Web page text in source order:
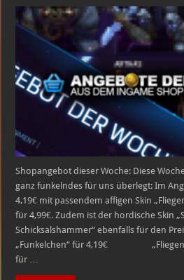
of
the
Storm
Shopangebote
19.4
Shopangebot dieser Woche: Diese
ganz funkelndes für uns überlegt: Im
4,19€ mit passendem affigen Skin
für 4,99€. Zudem ist der hordische Skin
Schicksalshammer“ ebenfalls für den
„Funkelchen“ für 4,19€
für …